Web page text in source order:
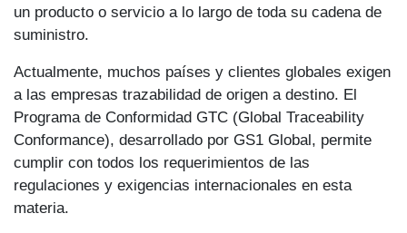
un producto o servicio a lo largo de toda su cadena de
suministro.
Actualmente, muchos países y clientes globales exigen
a las empresas trazabilidad de origen a destino. El
Programa de Conformidad GTC (Global Traceability
Conformance), desarrollado por GS1 Global, permite
cumplir con todos los requerimientos de las
regulaciones y exigencias internacionales en esta
materia.